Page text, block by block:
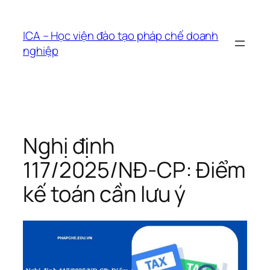
phầnICA – Học viện đào tạo pháp chế doanh
nghiệp
Nghị định
117/2025/NĐ-CP: Điểm
kế toán cần lưu ý